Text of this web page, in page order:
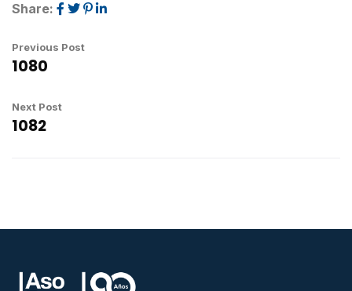
Share:
Previous Post
1080
Next Post
1082